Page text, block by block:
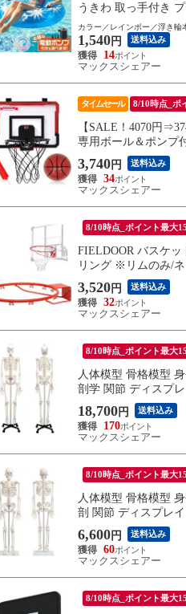
うきわ 取っ手付き
カラー／レインボー／浮き輪
1,540 円 送料込み
14
マックスシェアー
タイムセール 8/10時点_ポ
【SALE！4070円
専用ボール＆ポンプ
3,740 円 送料込み
34
マックスシェアー
8/10時点_ポイント最大
FIELDOOR バスケ
リング ※リムのみ/
3,520 円 送料込み
32
マックスシェアー
8/10時点_ポイント最大
人体模型 骨格模型
剖学 関節 ディスプ
18,700 円 送料込み
170
マックスシェアー
8/10時点_ポイント最大
人体模型 骨格模型
剖 関節 ディスプレ
6,600 円 送料込み
60
マックスシェアー
8/10時点_ポイント最大